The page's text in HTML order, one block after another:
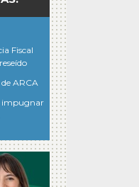
Fiscal
ARCA
impugnar